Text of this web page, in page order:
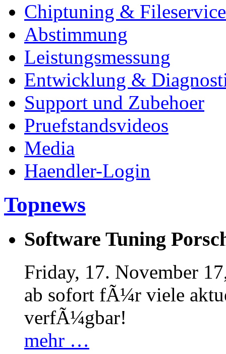
Chiptuning & Fileservice
Abstimmung
Leistungsmessung
Entwicklung &
Support und Zubehoer
Pruefstandsvideos
Media
Haendler-Login
Topnews
Software Tuning
Friday, 17. November
ab sofort fÃ¼r viele
verfÃ¼gbar!
mehr …